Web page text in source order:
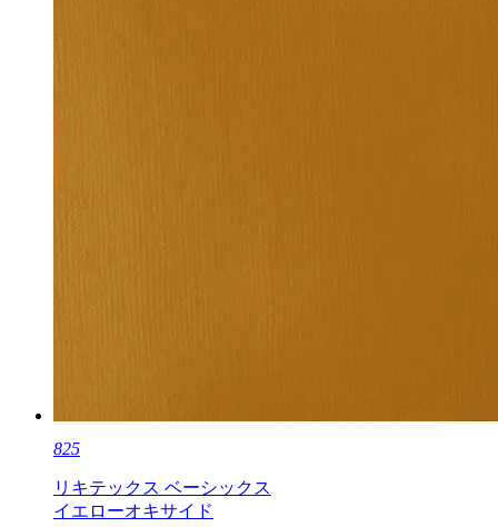
825
リキテックス ベーシックス
イエローオキサイド